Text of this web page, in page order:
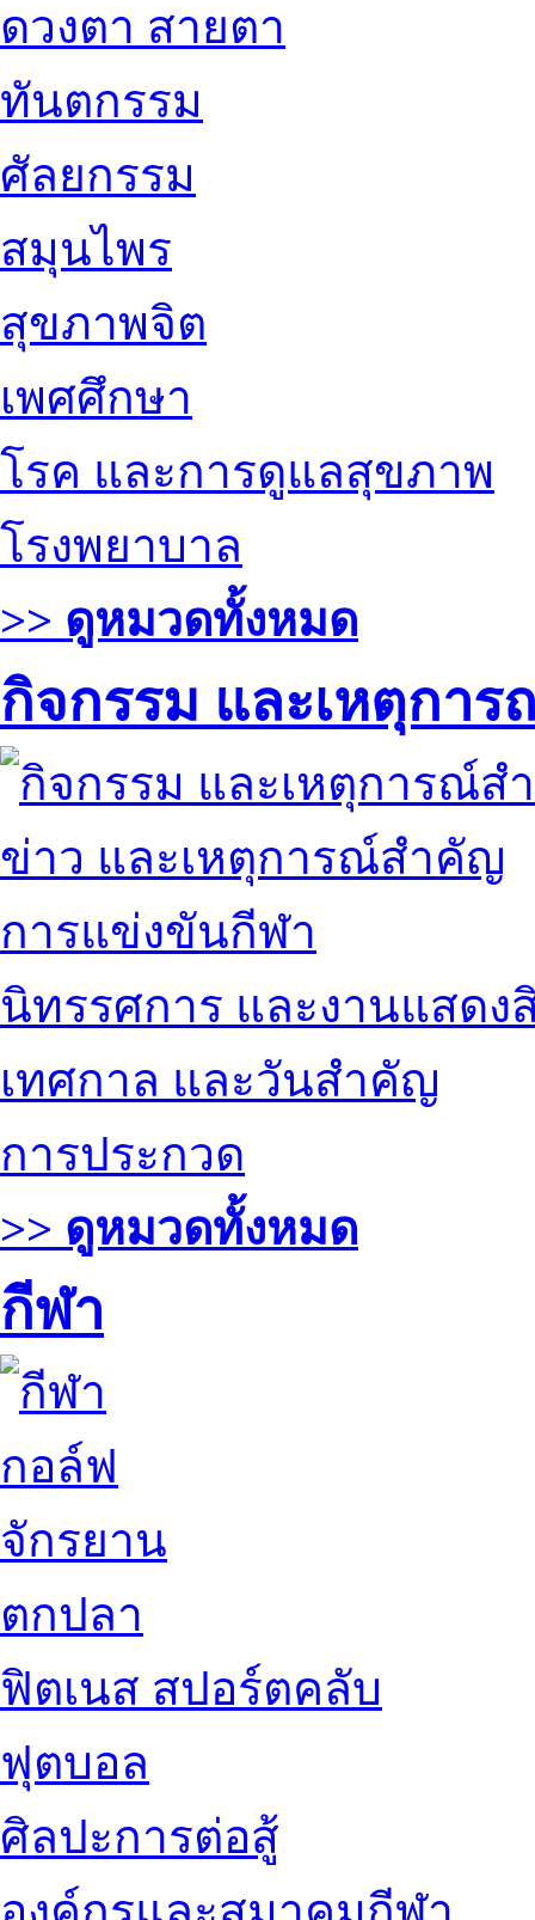
ดวงตา สายตา
ทันตกรรม
ศัลยกรรม
สมุนไพร
สุขภาพจิต
เพศศึกษา
โรค และการดูแลสุขภาพ
โรงพยาบาล
>> ดูหมวดทั้งหมด
กิจกรรม และเหตุกา
ข่าว และเหตุการณ์สำคัญ
การแข่งขันกีฬา
นิทรรศการ และงานแสดง
เทศกาล และวันสำคัญ
การประกวด
>> ดูหมวดทั้งหมด
กีฬา
กอล์ฟ
จักรยาน
ตกปลา
ฟิตเนส สปอร์ตคลับ
ฟุตบอล
ศิลปะการต่อสู้